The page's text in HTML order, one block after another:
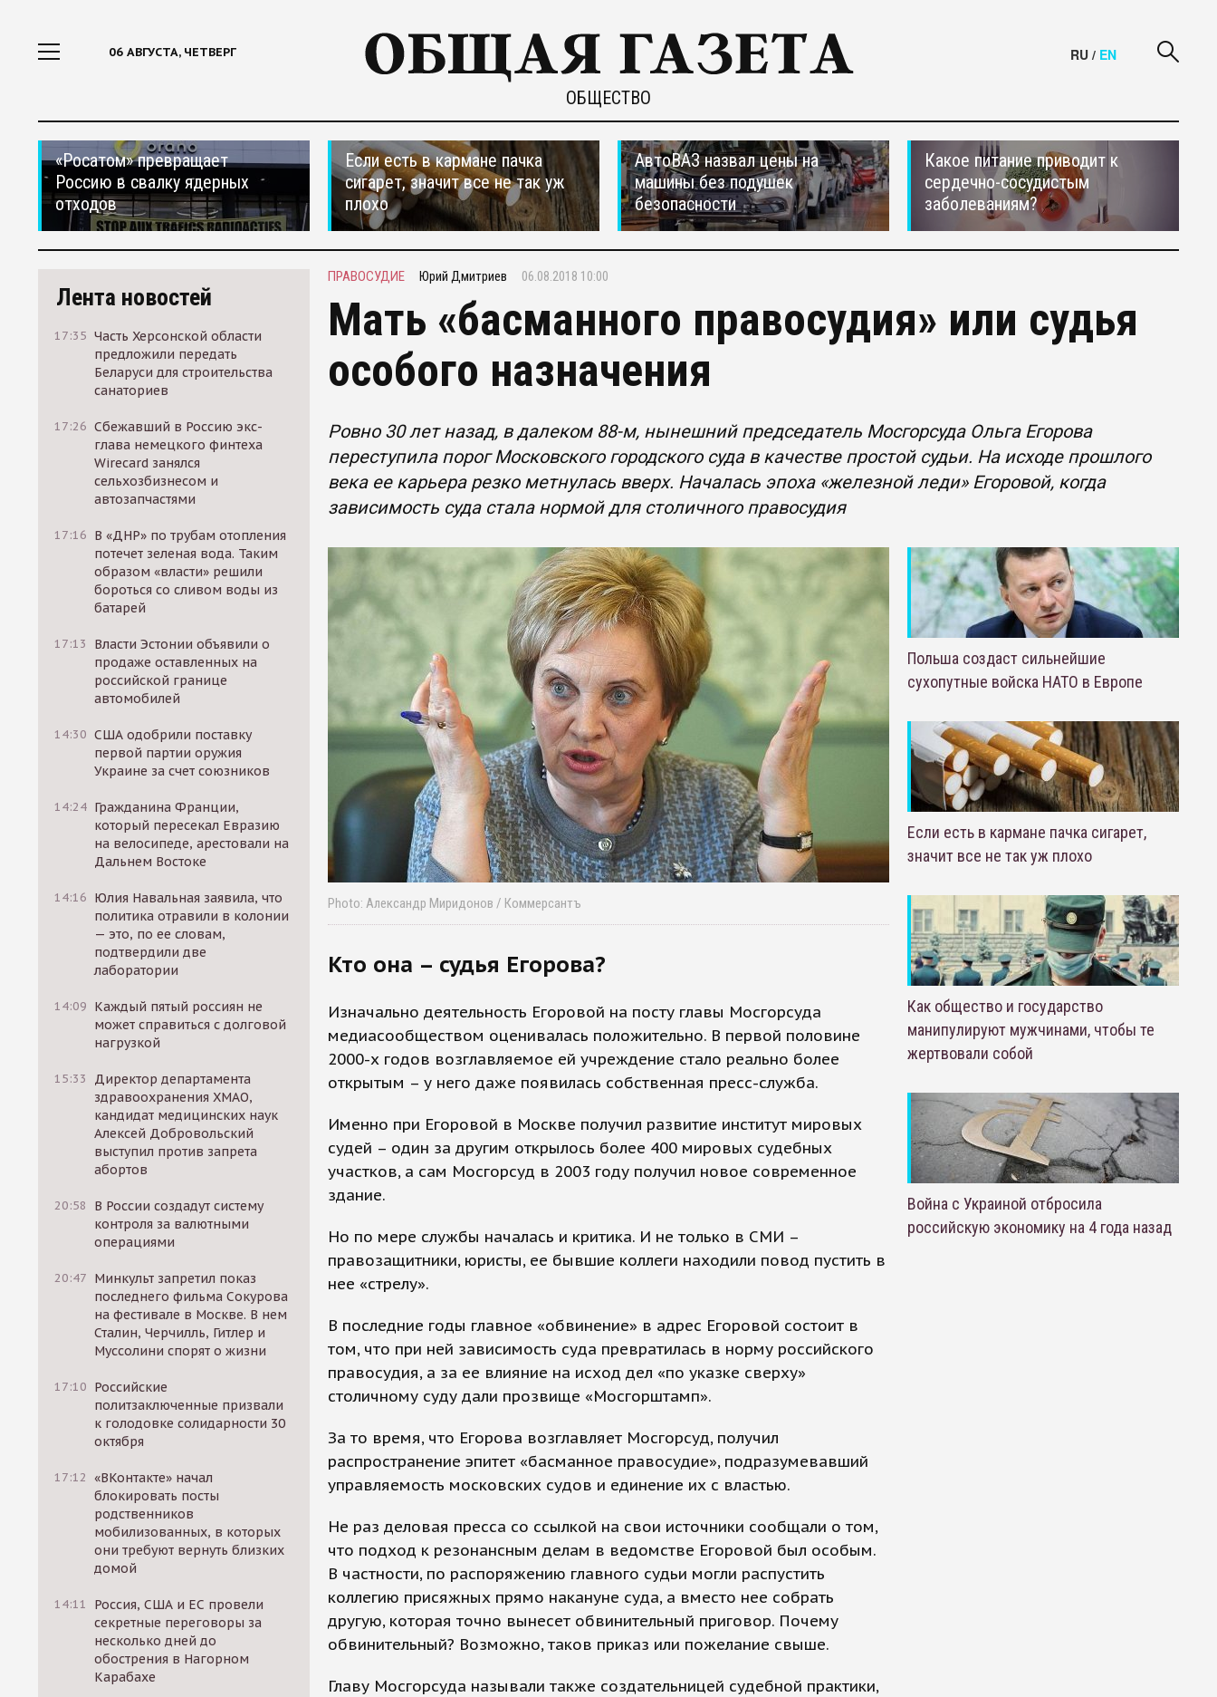
06 АВГУСТА, ЧЕТВЕРГ
ОБЩЕСТВО
RU / EN
«Росатом» превращает
Россию в свалку ядерных
отходов
Если есть в кармане пачка
сигарет, значит все не так уж
плохо
АвтоВАЗ назвал цены на
машины без подушек
безопасности
Какое питание приводит к
сердечно-сосудистым
заболеваниям?
Лента новостей
17:35 Часть Херсонской области
предложили передать
Беларуси для строительства
санаториев
17:26 Сбежавший в Россию экс-
глава немецкого финтеха
Wirecard занялся
сельхозбизнесом и
автозапчастями
17:16 В «ДНР» по трубам отопления
потечет зеленая вода. Таким
образом «власти» решили
бороться со сливом воды из
батарей
17:13
Власти Эстонии объявили о
продаже оставленных на
российской границе
автомобилей
14:30 США одобрили поставку
первой партии оружия
Украине за счет союзников
14:24 Гражданина Франции,
который пересекал Евразию
на велосипеде, арестовали на
Дальнем Востоке
14:16 Юлия Навальная заявила, что
политика отравили в колонии
— это, по ее словам,
подтвердили две
лаборатории
14:09 Каждый пятый россиян не
может справиться с долговой
нагрузкой
15:33
Директор департамента
здравоохранения ХМАО,
кандидат медицинских наук
Алексей Добровольский
выступил против запрета
абортов
20:58
В России создадут систему
контроля за валютными
операциями
20:47 Минкульт запретил показ
последнего фильма Сокурова
на фестивале в Москве. В нем
Сталин, Черчилль, Гитлер и
Муссолини спорят о жизни
17:10 Российские
политзаключенные призвали
к голодовке солидарности 30
октября
17:12 «ВКонтакте» начал
блокировать посты
родственников
мобилизованных, в которых
они требуют вернуть близких
домой
14:11
Россия, США и ЕС провели
секретные переговоры за
несколько дней до
обострения в Нагорном
Карабахе
ПРАВОСУДИЕ Юрий Дмитриев 06.08.2018 10:00
Мать «басманного правосудия» или судья
особого назначения
Ровно 30 лет назад, в далеком 88-м, нынешний председатель Мосгорсуда Ольга Егорова
переступила порог Московского городского суда в качестве простой судьи. На исходе прошлого
века ее карьера резко метнулась вверх. Началась эпоха «железной леди» Егоровой, когда
зависимость суда стала нормой для столичного правосудия
Photo: Александр Миридонов / Коммерсантъ
Кто она – судья Егорова?
Изначально деятельность Егоровой на посту главы Мосгорсуда
медиасообществом оценивалась положительно. В первой половине
2000-х годов возглавляемое ей учреждение стало реально более
открытым – у него даже появилась собственная пресс-служба.
Именно при Егоровой в Москве получил развитие институт мировых
судей – один за другим открылось более 400 мировых судебных
участков, а сам Мосгорсуд в 2003 году получил новое современное
здание.
Но по мере службы началась и критика. И не только в СМИ –
правозащитники, юристы, ее бывшие коллеги находили повод пустить в
нее «стрелу».
В последние годы главное «обвинение» в адрес Егоровой состоит в
том, что при ней зависимость суда превратилась в норму российского
правосудия, а за ее влияние на исход дел «по указке сверху»
столичному суду дали прозвище «Мосгорштамп».
За то время, что Егорова возглавляет Мосгорсуд, получил
распространение эпитет «басманное правосудие», подразумевавший
управляемость московских судов и единение их с властью.
Не раз деловая пресса со ссылкой на свои источники сообщали о том,
что подход к резонансным делам в ведомстве Егоровой был особым.
В частности, по распоряжению главного судьи могли распустить
коллегию присяжных прямо накануне суда, а вместо нее собрать
другую, которая точно вынесет обвинительный приговор. Почему
обвинительный? Возможно, таков приказ или пожелание свыше.
Главу Мосгорсуда называли также создательницей судебной практики,
Польша создаст сильнейшие
сухопутные войска НАТО в Европе
Если есть в кармане пачка сигарет,
значит все не так уж плохо
Как общество и государство
манипулируют мужчинами, чтобы те
жертвовали собой
Война с Украиной отбросила
российскую экономику на 4 года назад